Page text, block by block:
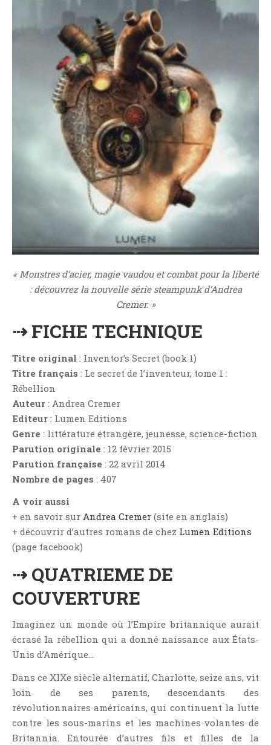
Biographie Fictionnelle
C'est Lundi, Que Lisez-Vous ?
Classique
Comédie
Dystopie
Fait Divers
Feel Good
Fraternité
Histoire De Vie
Historique
Humour
Jeunesse
LGBT
Light Novel
Littérature Belge
Littérature Classique
Littérature Contemporaine
Littérature Française
Littérature Gay
Littérature Lesbienne
Manga
New Adult
Nouvelle
Poésie
« Monstres d’acier, magie vaudou et combat pour la liberté
: découvrez la nouvelle série steampunk d’Andrea
Cremer. »
⇢ FICHE TECHNIQUE
Titre original : Inventor’s Secret (book 1)
Titre français : Le secret de l’inventeur, tome 1 :
Rébellion
Auteur : Andrea Cremer
Editeur : Lumen Editions
Genre : littérature étrangère, jeunesse, science-fiction
Parution originale : 12 février 2015
Parution française : 22 avril 2014
Nombre de pages : 407
A voir aussi
+ en savoir sur Andrea Cremer (site en anglais)
+ découvrir d’autres romans de chez Lumen Editions
(page facebook)
⇢ QUATRIEME DE
COUVERTURE
Imaginez un monde où l’Empire britannique aurait
écrasé la rébellion qui a donné naissance aux États-
Unis d’Amérique…
Dans ce XIXe siècle alternatif, Charlotte, seize ans, vit
loin de ses parents, descendants des
révolutionnaires américains, qui continuent la lutte
contre les sous-marins et les machines volantes de
Britannia. Entourée d’autres fils et filles de la